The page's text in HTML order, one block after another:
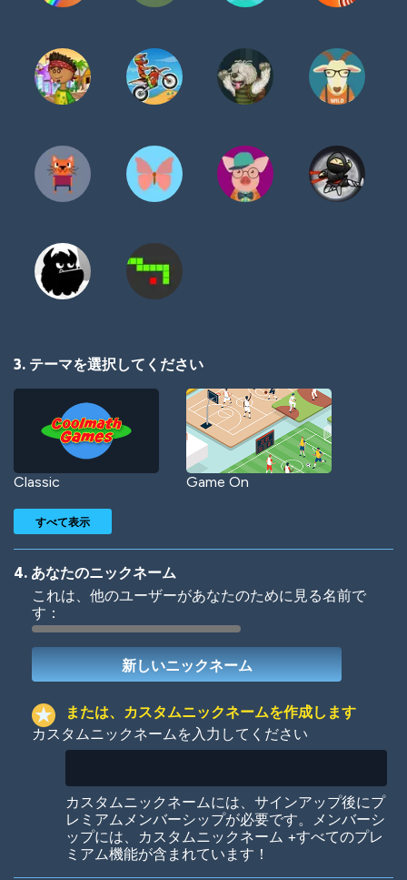
3. テーマを選択してください
Classic Game On
Woof
Colorful
すべて表示
4. あなたのニックネーム
これは、他のユーザーがあなたのために見る名前で
す：
または、カスタムニックネームを作成します
カスタムニックネームを入力してください
カスタムニックネームには、サインアップ後にプ
レミアムメンバーシップが必要です。メンバーシ
ップには、カスタムニックネーム +すべてのプレ
ミアム機能が含まれています！